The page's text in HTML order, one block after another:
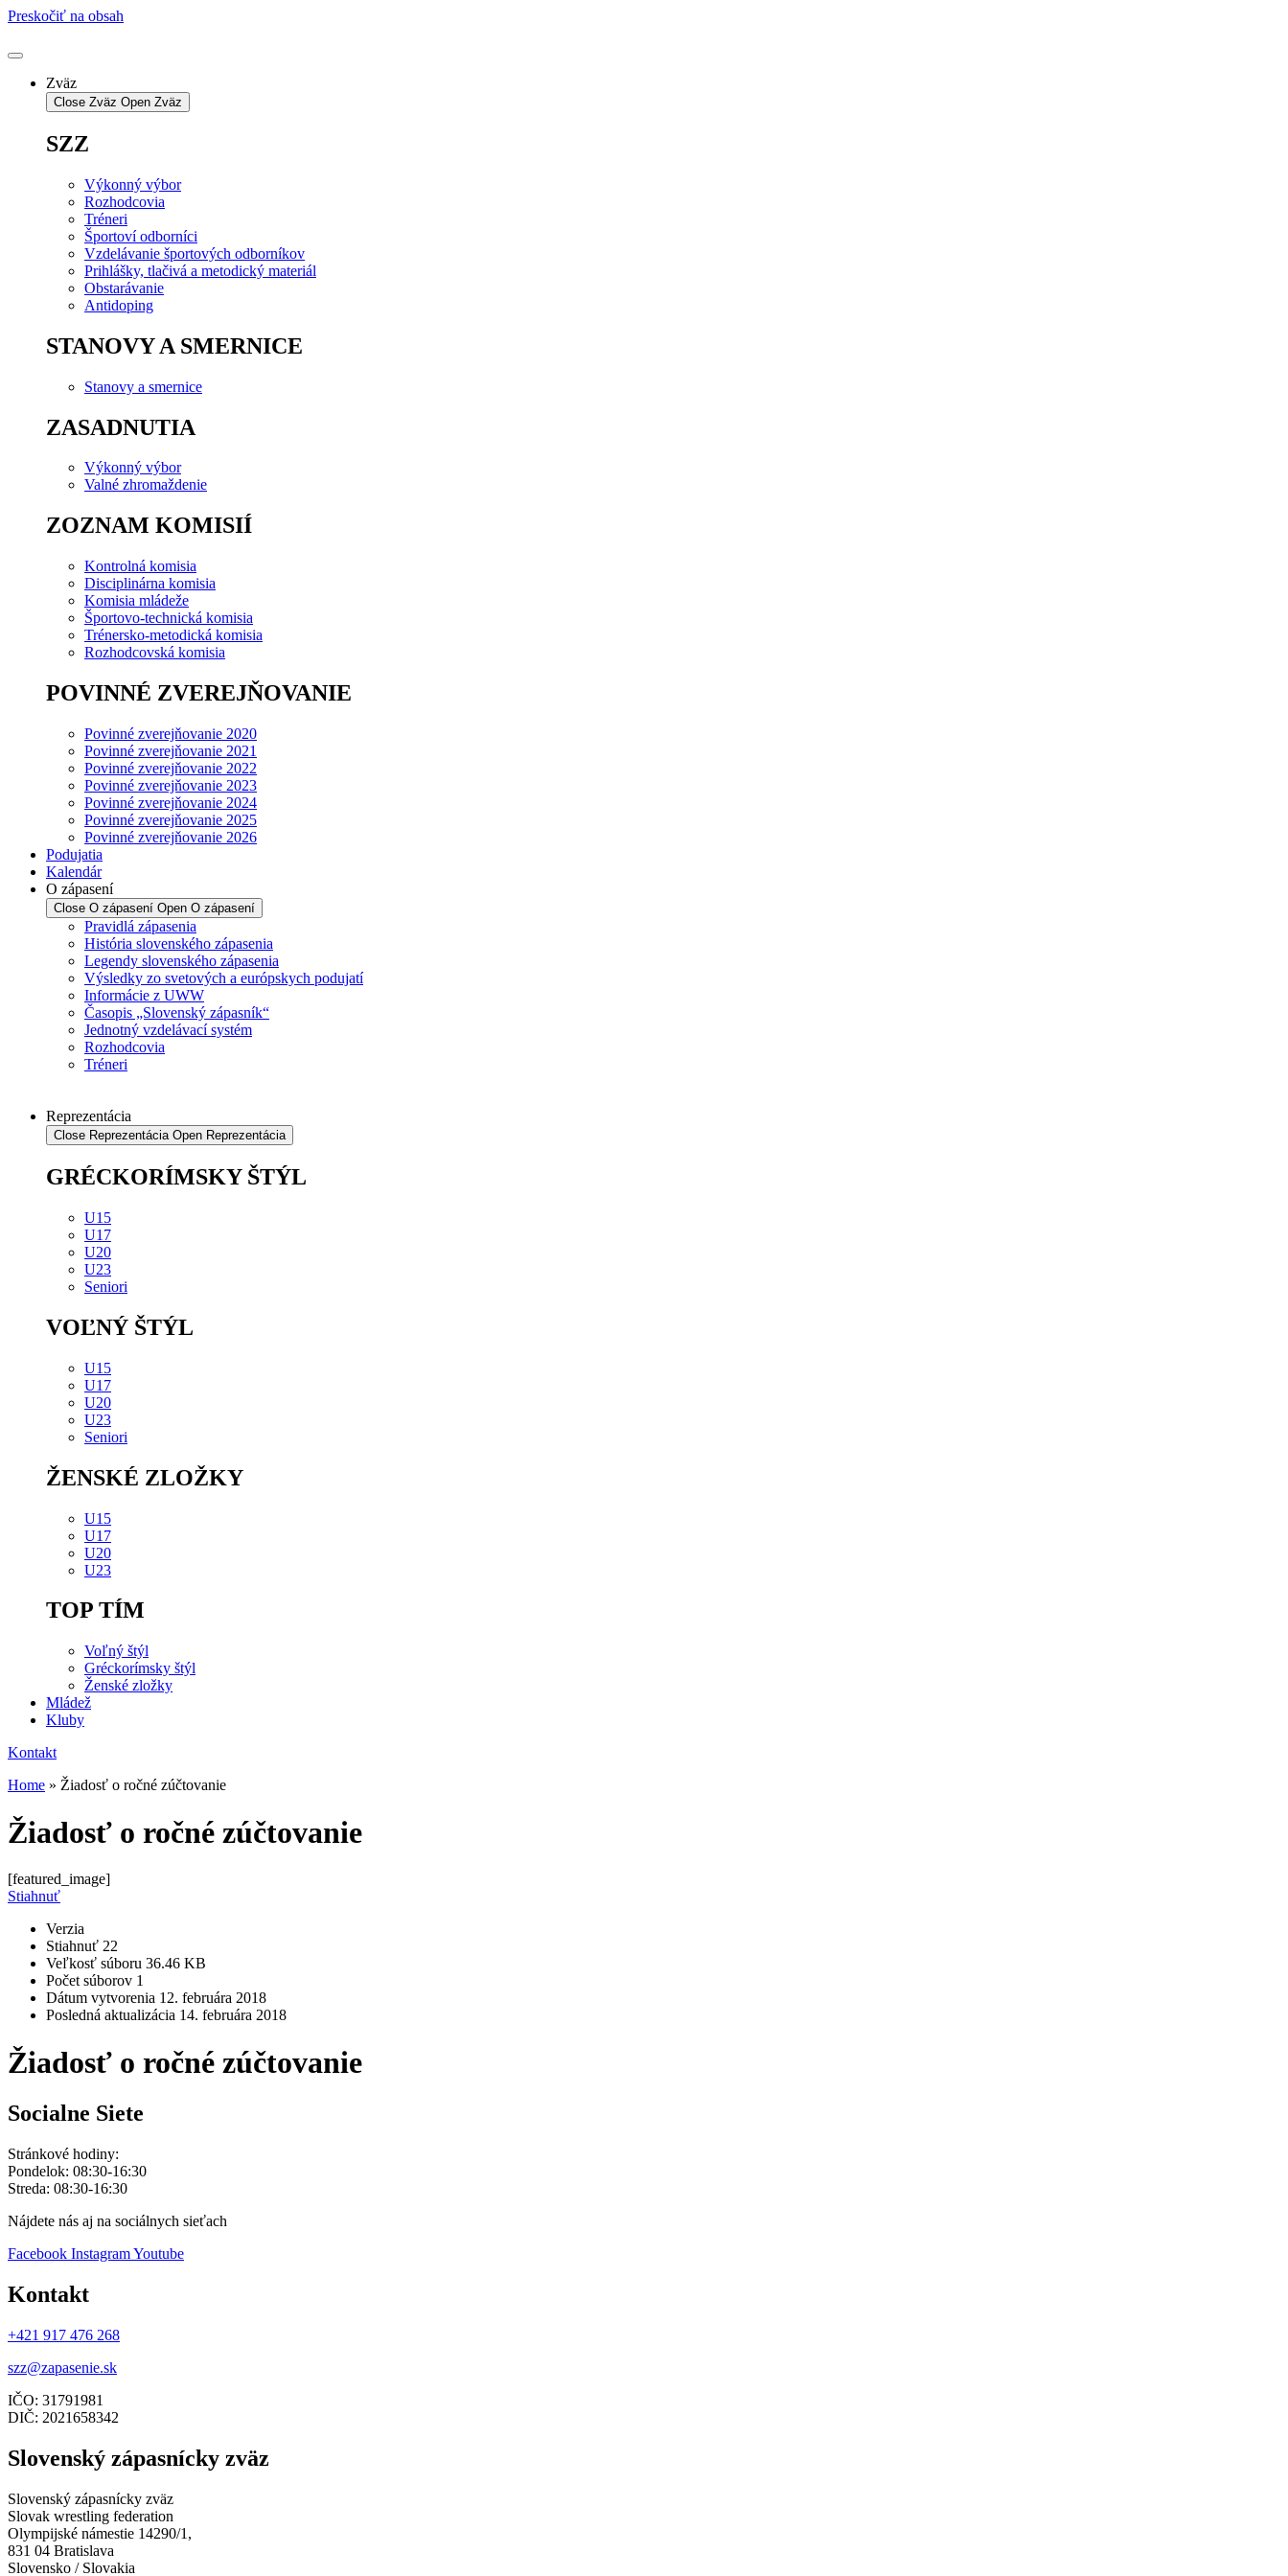
Preskočiť na obsah
Zväz
Close Zväz Open Zväz
SZZ
Výkonný výbor
Rozhodcovia
Tréneri
Športoví odborníci
Vzdelávanie športových odborníkov
Prihlášky, tlačivá a metodický materiál
Obstarávanie
Antidoping
STANOVY A SMERNICE
Stanovy a smernice
ZASADNUTIA
Výkonný výbor
Valné zhromaždenie
ZOZNAM KOMISIÍ
Kontrolná komisia
Disciplinárna komisia
Komisia mládeže
Športovo-technická komisia
Trénersko-metodická komisia
Rozhodcovská komisia
POVINNÉ ZVEREJŇOVANIE
Povinné zverejňovanie 2020
Povinné zverejňovanie 2021
Povinné zverejňovanie 2022
Povinné zverejňovanie 2023
Povinné zverejňovanie 2024
Povinné zverejňovanie 2025
Povinné zverejňovanie 2026
Podujatia
Kalendár
O zápasení
Close O zápasení Open O zápasení
Pravidlá zápasenia
História slovenského zápasenia
Legendy slovenského zápasenia
Výsledky zo svetových a európskych podujatí
Informácie z UWW
Časopis „Slovenský zápasník“
Jednotný vzdelávací systém
Rozhodcovia
Tréneri
Reprezentácia
Close Reprezentácia Open Reprezentácia
GRÉCKORÍMSKY ŠTÝL
U15
U17
U20
U23
Seniori
VOĽNÝ ŠTÝL
U15
U17
U20
U23
Seniori
ŽENSKÉ ZLOŽKY
U15
U17
U20
U23
TOP TÍM
Voľný štýl
Gréckorímsky štýl
Ženské zložky
Mládež
Kluby
Kontakt
Home » Žiadosť o ročné zúčtovanie
Žiadosť o ročné zúčtovanie
[featured_image]
Stiahnuť
Verzia
Stiahnuť 22
Veľkosť súboru 36.46 KB
Počet súborov 1
Dátum vytvorenia 12. februára 2018
Posledná aktualizácia 14. februára 2018
Žiadosť o ročné zúčtovanie
Socialne Siete
Stránkové hodiny:
Pondelok: 08:30-16:30
Streda: 08:30-16:30
Nájdete nás aj na sociálnych sieťach
Facebook InstagramYoutube
Kontakt
+421 917 476 268
szz@zapasenie.sk
IČO: 31791981
DIČ: 2021658342
Slovenský zápasnícky zväz
Slovenský zápasnícky zväz
Slovak wrestling federation
Olympijské námestie 14290/1,
831 04 Bratislava
Slovensko / Slovakia